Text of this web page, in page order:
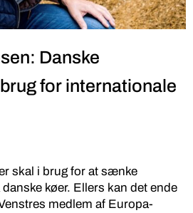
Danske
for internationale
skal i brug for at sænke
køer. Ellers kan det ende
medlem af Europa-